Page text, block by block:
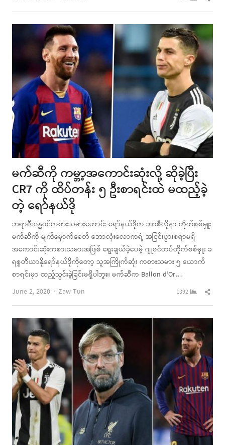
မက်ဆီကို ကမ္ဘာ့အကောင်းဆုံးလို့ ဆိုခဲ့ပြီး
CR7 ကို ထိပ်တန်း ၅ ဦးစာရင်းထဲ မထည့်ခဲ့
တဲ့ ရော်နယ်ဒို
ဘရာဇီးဂန္ထဝင်ကစားသမားဟောင်း ရော်နယ်ဒိုက ဘာစီလိုနာ တိုက်စစ်မှူး
မက်ဆီကို မျက်မှောက်ခေတ် ဘောလုံးလောကရဲ့ အငြင်းပွားစရာမရှိ
အကောင်းဆုံးကစားသမားအဖြစ် ရွေးချယ်ခဲ့ပေမဲ့ ဂျူဗင်တပ်တိုက်စစ်မှူး ခ
ရစ္စတီယာနိုရော်နယ်ဒိုကိုတော့ သူအကြိုက်ဆုံး ကစားသမား ၅ ယောက်
စာရင်းမှာ ထည့်သွင်းခဲ့ခြင်းမရှိပါဘူး။ မက်ဆီက Ballon d’Or…
June 2, 2020
Author
Zaw Tun 1392